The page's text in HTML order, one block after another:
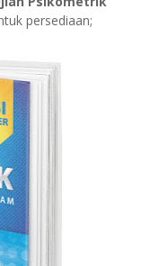
persediaan;